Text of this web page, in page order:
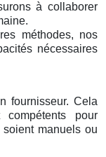
à collaborer
méthodes, nos
nécessaires
fournisseur. Cela
compétents pour
manuels ou